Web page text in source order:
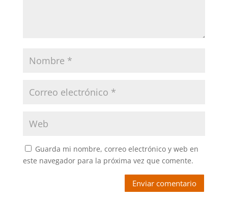
Guarda mi nombre, correo electrónico y web en
este navegador para la próxima vez que comente.
Enviar comentario